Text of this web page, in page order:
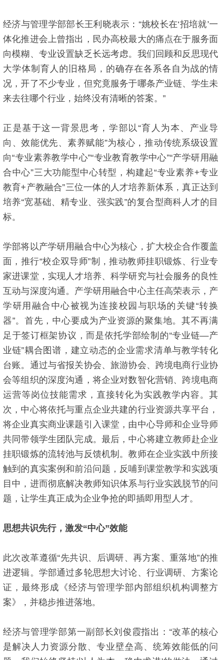
经济与管理学部部长王利晓表示：“姚校长在‘招培就’一
体化推进会上曾指出，民办高校最大的痛点在于服务面
向模糊、专业设置缺乏长远考虑。我们回顾和反思现代
大学体制育人的旧格局，的确存在各系各自为战的情
况，开了不少专业，但究竟服务于哪条产业链、学生未
来去往哪个行业，始终没有清晰的答案。”
正是基于这一背景思考，学部以“育人为本、产业导
向、效能优先、素养赋能”为核心，推动传统系级设置
向“专业素养教学中心”“专业教育教学中心”“产学研用融
合中心”三大功能型中心转型，构建起“专业素养+专业
教育+产教融合”三位一体的人才培养新体系，真正达到
培养“宽基础、精专业、强实践”的复合型商科人才的目
标。
学部将以产学研用融合中心为核心，扩大校企合作覆盖
面，推行“校企双导师”制，推动教师挂职锻炼、行业专
家进课堂，实现人才培养、科学研究与社会服务的良性
互动与深度沟通。产学研用融合中心主任高荣表示，产
学研用融合中心被视为连接校园与职场的关键“转换
器”。首先，中心要成为产业资源的聚集地。其不再满
足于签订框架协议，而是依托学部绘制的“专业链—产
业链”耦合图谱，建立动态的企业需求清单与教学转化
台账。通过与省报关协会、旅游协会、跨境电商行业协
会等组织的深度沟通，将企业对数智化营销、跨境电商
运营等岗位技能需求，直接转化为实践教学内容。其
次，中心将依托与重点企业共建的行业资源共享平台，
将企业真实商业课题引入课堂，由中心导师和企业导师
共同带领学生团队完成。最后，中心将建立教师赴企业
挂职锻炼的流转池与反馈机制。教师在企业实践中所接
触到的真实案例和前沿问题，反哺到课堂教学和实践项
目中，进而彻底解决教师知识体系与行业实践脱节的问
题，让学生真正成为企业争抢的即插即用型人才。
思想共识先行，激发“中心”效能
此次改革遵循“先共识、后调研、再方案、重落地”的推
进逻辑。学部通过多轮思想大讨论、行业调研、方案论
证，最终形成《经济与管理学部内部组织机构调整方
案》，并稳步推进落地。
经济与管理学部第一副部长刘俊霞指出：“改革的核心
是解决人力资源分散、专业壁垒高、统筹效能低的问